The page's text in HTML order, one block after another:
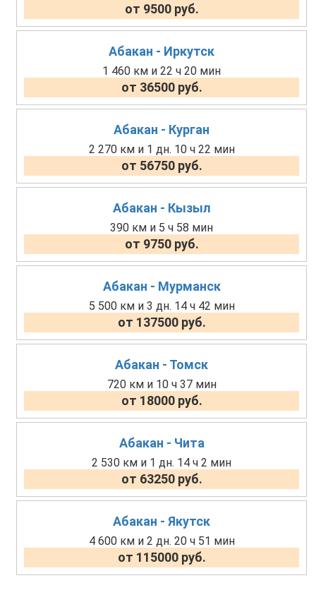
от 9500 руб.
Абакан - Иркутск
1 460 км и 22 ч 20 мин
от 36500 руб.
Абакан - Курган
2 270 км и 1 дн. 10 ч 22 мин
от 56750 руб.
Абакан - Кызыл
390 км и 5 ч 58 мин
от 9750 руб.
Абакан - Мурманск
5 500 км и 3 дн. 14 ч 42 мин
от 137500 руб.
Абакан - Томск
720 км и 10 ч 37 мин
от 18000 руб.
Абакан - Чита
2 530 км и 1 дн. 14 ч 2 мин
от 63250 руб.
Абакан - Якутск
4 600 км и 2 дн. 20 ч 51 мин
от 115000 руб.